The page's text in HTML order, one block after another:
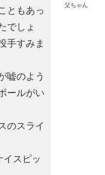
父ちゃん
ともあっ
でしょ
手すみま
嘘のよう
ールがい
のスライ
イスピッ